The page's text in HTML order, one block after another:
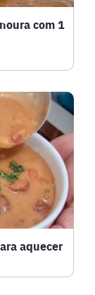
com 1
aquecer